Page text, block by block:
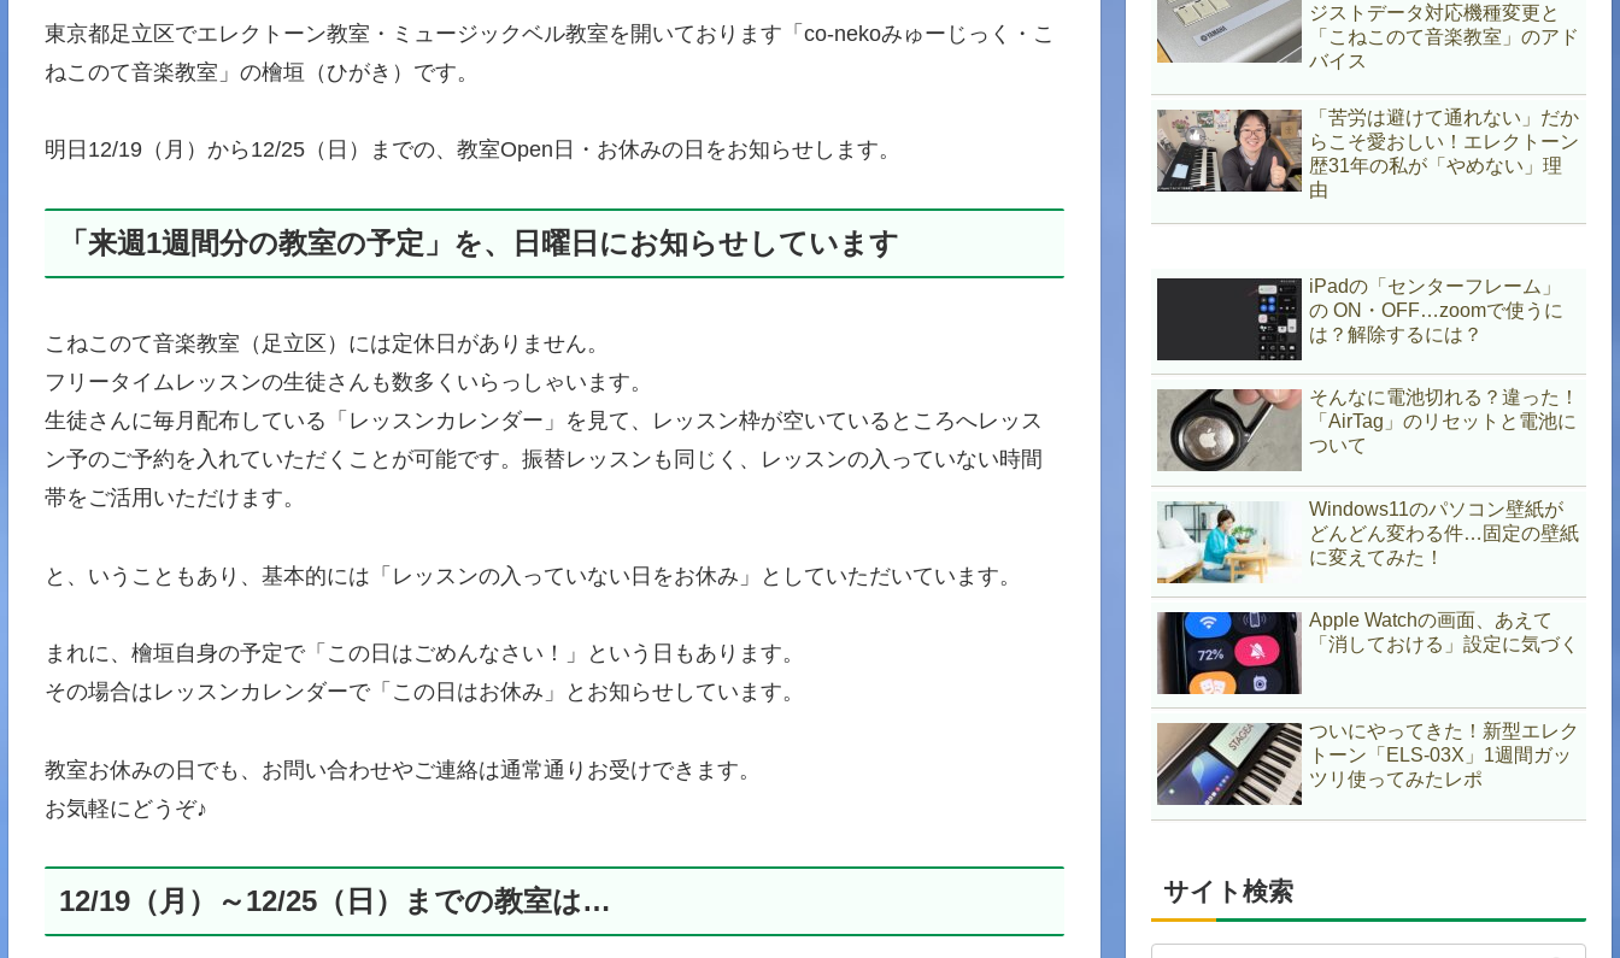
東京都足立区でエレクトーン教室・ミュージックベル教室を開いております「co-nekoみゅーじっく・こ
ねこのて音楽教室」の檜垣（ひがき）です。
明日12/19（月）から12/25（日）までの、教室Open日・お休みの日をお知らせします。
「来週1週間分の教室の予定」を、日曜日にお知らせしています
こねこのて音楽教室（足立区）には定休日がありません。
フリータイムレッスンの生徒さんも数多くいらっしゃいます。
生徒さんに毎月配布している「レッスンカレンダー」を見て、レッスン枠が空いているところへレッス
ン予のご予約を入れていただくことが可能です。振替レッスンも同じく、レッスンの入っていない時間
帯をご活用いただけます。
と、いうこともあり、基本的には「レッスンの入っていない日をお休み」としていただいています。
まれに、檜垣自身の予定で「この日はごめんなさい！」という日もあります。
その場合はレッスンカレンダーで「この日はお休み」とお知らせしています。
教室お休みの日でも、お問い合わせやご連絡は通常通りお受けできます。
お気軽にどうぞ♪
12/19（月）～12/25（日）までの教室は…
ジストデータ対応機種変更と
「こねこのて音楽教室」のアド
バイス
「苦労は避けて通れない」だか
らこそ愛おしい！エレクトーン
歴31年の私が「やめない」理
由
iPadの「センターフレーム」
の ON・OFF…zoomで使うに
は？解除するには？
そんなに電池切れる？違った！
「AirTag」のリセットと電池に
ついて
Windows11のパソコン壁紙が
どんどん変わる件…固定の壁紙
に変えてみた！
Apple Watchの画面、あえて
「消しておける」設定に気づく
ついにやってきた！新型エレク
トーン「ELS-03X」1週間ガッ
ツリ使ってみたレポ
サイト検索